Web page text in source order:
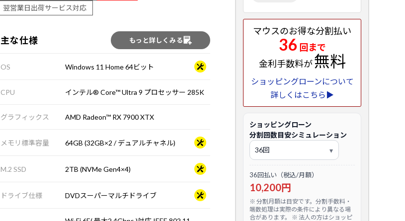
翌営業日出荷サービス対応
主な仕様 もっと詳しくみる
OS Windows 11 Home 64ビット
CPU インテル® Core™ Ultra 9 プロセッサー 285K
グラフィックス AMD Radeon™ RX 7900 XTX
メモリ標準容量 64GB (32GB×2 / デュアルチャネル)
M.2 SSD 2TB (NVMe Gen4×4)
ドライブ仕様 DVDスーパーマルチドライブ
マウスのお得な分割払い
36 回まで
金利手数料が無料
ショッピングローンについて
詳しくはこちら▶
ショッピングローン
分割回数目安シミュレーション
36回払い（税込/月額）
10,200円
※ 分割月額は目安です。分割手数料・
端数処理は実際の条件により異なる場
合があります。 ※ 法人の方はショッピ